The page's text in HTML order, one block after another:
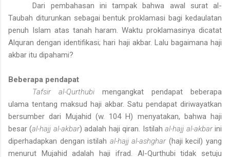
Dari pembahasan ini tampak bahwa awal suratal-
Taubah diturunkan sebagai bentuk proklamasi bagi kedaulatan
penuh Islam atas tanah haram. Waktu proklamasinya dicatat
Alquran dengan identifikasi; hari haji akbar. Lalu bagaimana haji
akbar itu dipahami?
Beberapa pendapat
Tafsir al-Qurthubi mengangkat pendapat beberapa
ulama tentang maksud haji akbar. Satu pendapat diriwayatkan
bersumber dari Mujahid (w. 104 H) menyatakan, bahwa haji
besar (al-hajj al-akbar) adalah haji qiran. Istilahal-hajj al-akbarini
diperhadapkan dengan istilah al-hajj al-ashghar(haji kecil) yang
menurut Mujahid adalah haji ifrad. Al-Qurthubi tidak setuju